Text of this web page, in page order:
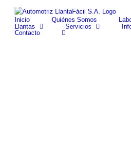
content
facebook
youtube
Inicio
Quiénes Somos
Llantas
Servicios
Contacto